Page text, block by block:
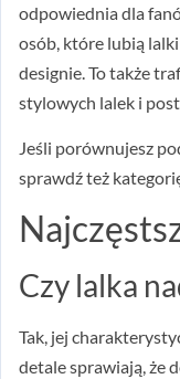
odpowiednia dla
osób, które lubią
designie. To także
stylowych lalek i
Jeśli porównujesz
sprawdź też
Czy lalka
Tak, jej
detale sprawiają, że